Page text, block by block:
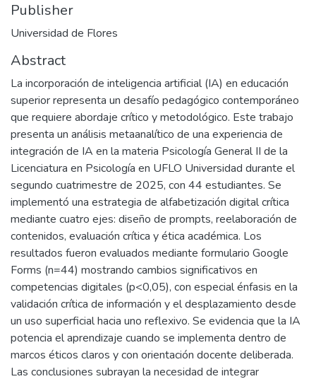
Publisher
Universidad de Flores
Abstract
La incorporación de inteligencia artificial (IA) en educación
superior representa un desafío pedagógico contemporáneo
que requiere abordaje crítico y metodológico. Este trabajo
presenta un análisis metaanalítico de una experiencia de
integración de IA en la materia Psicología General II de la
Licenciatura en Psicología en UFLO Universidad durante el
segundo cuatrimestre de 2025, con 44 estudiantes. Se
implementó una estrategia de alfabetización digital crítica
mediante cuatro ejes: diseño de prompts, reelaboración de
contenidos, evaluación crítica y ética académica. Los
resultados fueron evaluados mediante formulario Google
Forms (n=44) mostrando cambios significativos en
competencias digitales (p<0,05), con especial énfasis en la
validación crítica de información y el desplazamiento desde
un uso superficial hacia uno reflexivo. Se evidencia que la IA
potencia el aprendizaje cuando se implementa dentro de
marcos éticos claros y con orientación docente deliberada.
Las conclusiones subrayan la necesidad de integrar